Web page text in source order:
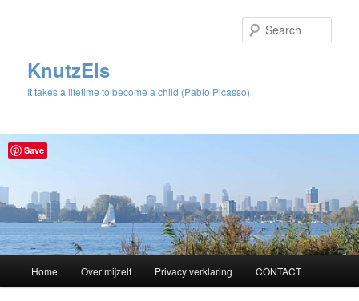
KnutzEls
It takes a lifetime to become a child (Pablo Picasso)
Skip
Home Over mijzelf Privacy verklaring CONTACT
Save